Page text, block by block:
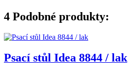
4 Podobné produkty:
Psací stůl Idea 8844 / lak